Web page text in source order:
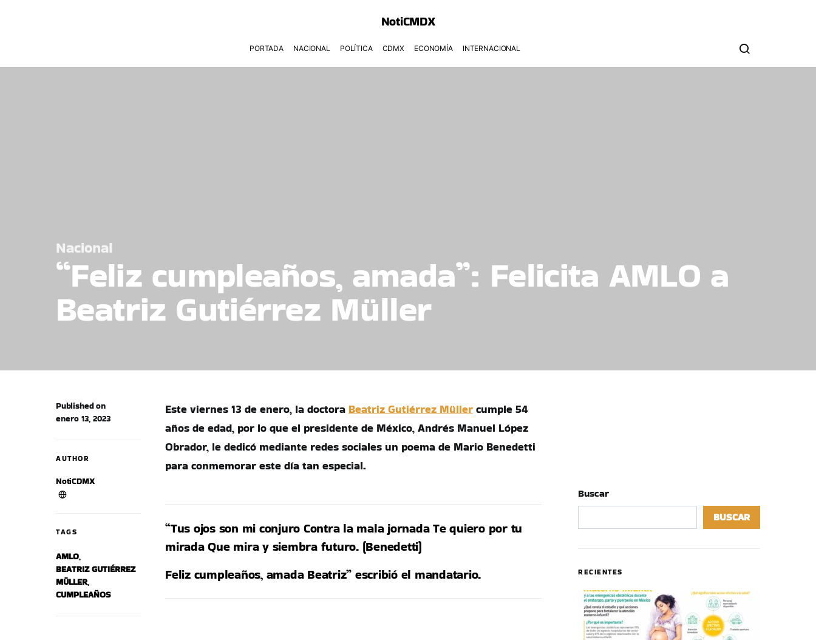
NotiCMDX
PORTADA NACIONAL POLÍTICA CDMX ECONOMÍA INTERNACIONAL
Nacional
“Feliz cumpleaños, amada”: Felicita AMLO a
Beatriz Gutiérrez Müller
Published on
enero 13, 2023
AUTHOR
NotiCDMX
TAGS
AMLO,
BEATRIZ GUTIÉRREZ
MÜLLER,
CUMPLEAÑOS
Este viernes 13 de enero, la doctora Beatriz Gutiérrez Müller cumple 54
años de edad, por lo que el presidente de México, Andrés Manuel López
Obrador, le dedicó mediante redes sociales un poema de Mario Benedetti
para conmemorar este día tan especial.
“Tus ojos son mi conjuro Contra la mala jornada Te quiero por tu
mirada Que mira y siembra futuro. (Benedetti)
Feliz cumpleaños, amada Beatriz” escribió el mandatario.
Buscar
BUSCAR
RECIENTES